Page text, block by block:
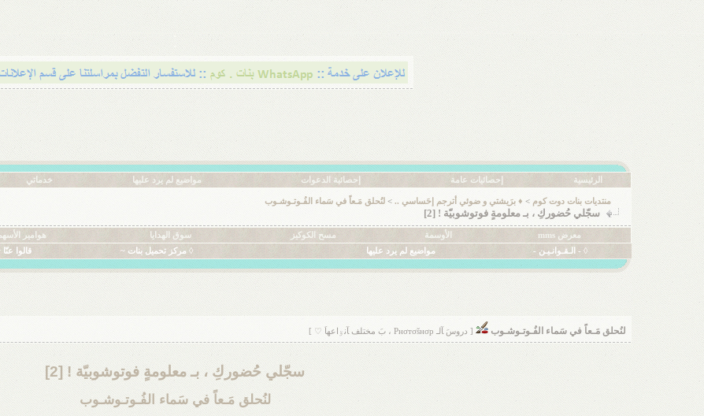
الرئيسية إحصائيات عامة إحصائية الدعوات مواضيع لم يرد عليها خدماتي
منتديات بنات دوت كوم > ♦ برَيشتي و ضوئي أترجم إحَساسي .. > لنُحلق مَـعاً في سَماء الفُـوتـوشـوب
سجّلي حُضوركِ ، بـ معلومةٍ فوتوشوبيّة ! [2]
معرض mms الأوسمة مسح الكوكيز سوق الهدايا هوامير
◊ - الـقـوانـيـن -
مواضيع لم يرد عليها ◊ مركز تحميل بنات ~ قالوا عنّا
لنُحلق مَـعاً في سَماء الفُـوتـوشـوب [ دروسَ ﺂلـ Pнσтσšнσp ، بَ مختلف ﺂنۊاعهاَ ♡ ]
سجّلي حُضوركِ ، بـ معلومةٍ فوتوشوبيّة ! [2]
لنُحلق مَـعاً في سَماء الفُـوتـوشـوب